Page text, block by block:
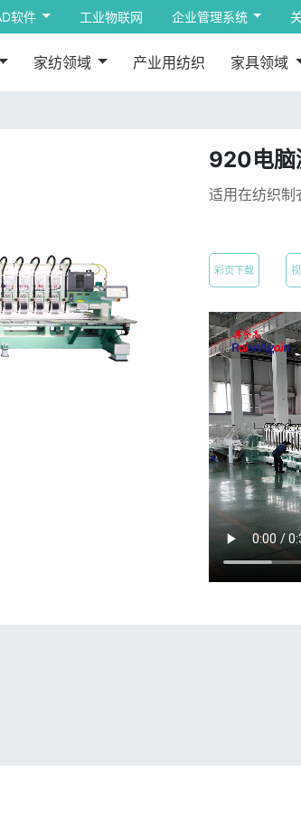
软件 工业物联网 企业管理系统
家纺领域 产业用纺织 家具领域
920电脑
适用在纺织制
彩页下载